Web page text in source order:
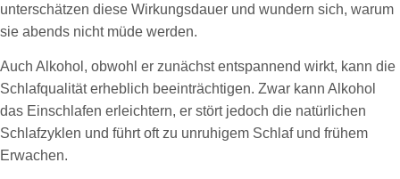
unterschätzen diese Wirkungsdauer und wundern sich, warum
sie abends nicht müde werden.
Auch Alkohol, obwohl er zunächst entspannend wirkt, kann die
Schlafqualität erheblich beeinträchtigen. Zwar kann Alkohol
das Einschlafen erleichtern, er stört jedoch die natürlichen
Schlafzyklen und führt oft zu unruhigem Schlaf und frühem
Erwachen.